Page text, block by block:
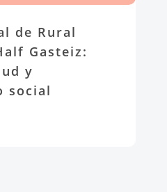
de Rural
Gasteiz:
y
social